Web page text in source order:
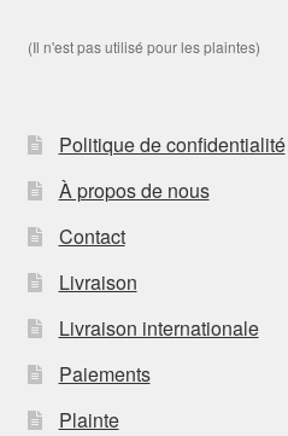
(Il n'est pas utilisé pour les plaintes)
Politique de confidentialité
À propos de nous
Contact
Livraison
Livraison internationale
Paiements
Plainte